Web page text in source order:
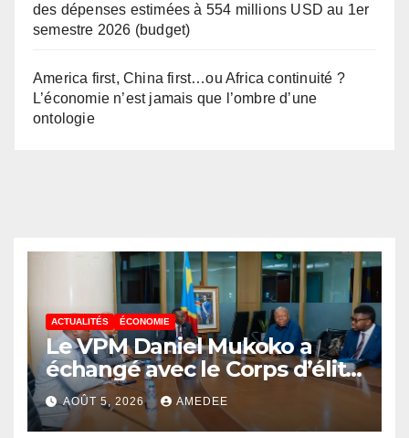
des dépenses estimées à 554 millions USD au 1er
semestre 2026 (budget)
America first, China first…ou Africa continuité ?
L’économie n’est jamais que l’ombre d’une
ontologie
ACTUALITÉS ÉCONOMIE
Le VPM Daniel Mukoko a
échangé avec le Corps d’élite
scientifique de
l’UDPS/Tshisekedi sur les
AOÛT 5, 2026 AMEDEE